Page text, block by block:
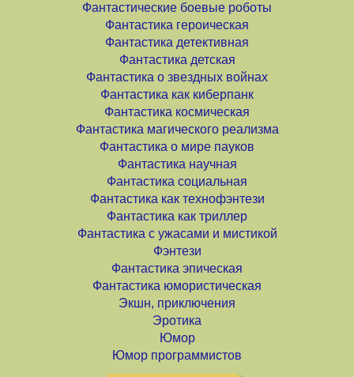
Фантастические боевые роботы
Фантастика героическая
Фантастика детективная
Фантастика детская
Фантастика о звездных войнах
Фантастика как киберпанк
Фантастика космическая
Фантастика магического реализма
Фантастика о мире пауков
Фантастика научная
Фантастика социальная
Фантастика как технофэнтези
Фантастика как триллер
Фантастика с ужасами и мистикой
Фэнтези
Фантастика эпическая
Фантастика юмористическая
Экшн, приключения
Эротика
Юмор
Юмор программистов